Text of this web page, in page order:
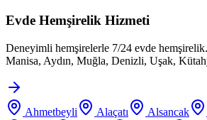
Evde Hemşirelik Hizmeti
Deneyimli hemşirelerle 7/24 evde
Manisa, Aydın, Muğla, Denizli, Uşak,
Ahmetbeyli Alaçatı Alsancak